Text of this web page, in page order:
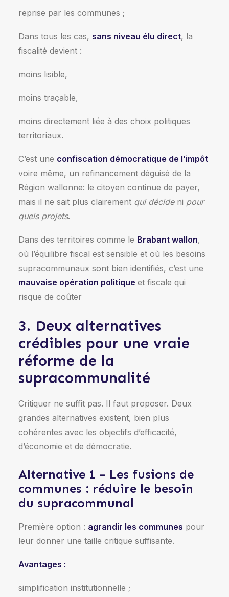
reprise par les communes ;
Dans tous les cas, sans niveau élu direct, la
fiscalité devient :
moins lisible,
moins traçable,
moins directement liée à des choix politiques
territoriaux.
C’est une confiscation démocratique de l’impôt
voire même, un refinancement déguisé de la
Région wallonne: le citoyen continue de payer,
mais il ne sait plus clairement qui décide ni pour
quels projets.
Dans des territoires comme le Brabant wallon,
où l’équilibre fiscal est sensible et où les besoins
supracommunaux sont bien identifiés, c’est une
mauvaise opération politique et fiscale qui
risque de coûter
3. Deux alternatives
crédibles pour une vraie
réforme de la
supracommunalité
Critiquer ne suffit pas. Il faut proposer. Deux
grandes alternatives existent, bien plus
cohérentes avec les objectifs d’efficacité,
d’économie et de démocratie.
Alternative 1 – Les fusions de
communes : réduire le besoin
du supracommunal
Première option : agrandir les communes pour
leur donner une taille critique suffisante.
Avantages :
simplification institutionnelle ;